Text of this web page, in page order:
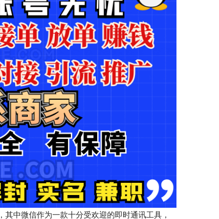
中微信作为一款十分受欢迎的即时通讯工具，